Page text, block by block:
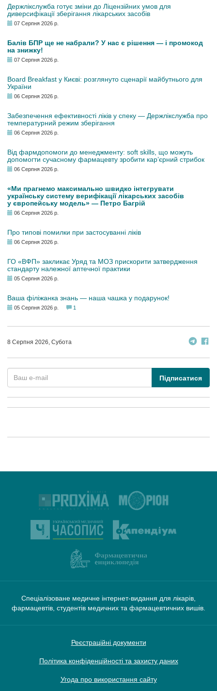
Держлікслужба готує зміни до Ліцензійних умов для
диверсифікації зберігання лікарських засобів
07 Серпня 2026 р.
Балів БПР ще не набрали? У нас є рішення — і промокод
на знижку!
07 Серпня 2026 р.
Board Breakfast у Києві: розглянуто сценарії майбутнього для
України
06 Серпня 2026 р.
Забезпечення ефективності ліків у спеку — Держлікслужба про
температурний режим зберігання
06 Серпня 2026 р.
Від фармдопомоги до менеджменту: soft skills, що можуть
допомогти сучасному фармацевту зробити кар’єрний стрибок
06 Серпня 2026 р.
«Ми прагнемо максимально швидко інтегрувати
українську систему верифікації лікарських засобів
у європейську модель» — Петро Багрій
06 Серпня 2026 р.
Про типові помилки при застосуванні ліків
06 Серпня 2026 р.
ГО «ВФП» закликає Уряд та МОЗ прискорити затвердження
стандарту належної аптечної практики
05 Серпня 2026 р.
Ваша філіжанка знань — наша чашка у подарунок!
05 Серпня 2026 р. 1
8 Серпня 2026, Субота
Підписатися
Спеціалізоване медичне інтернет-видання для лікарів,
фармацевтів, студентів медичних та фармацевтичних вишів.
Реєстраційні документи
Політика конфіденційності та захисту даних
Угода про використання сайту